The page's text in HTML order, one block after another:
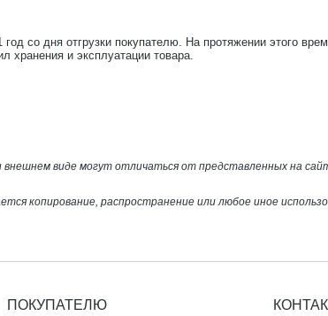
со дня отгрузки покупателю. На протяжении этого
хранения и эксплуатации товара.
виде могут отличаться от представленных на
копирование, распространение или любое иное
ПОКУПАТЕЛЮ